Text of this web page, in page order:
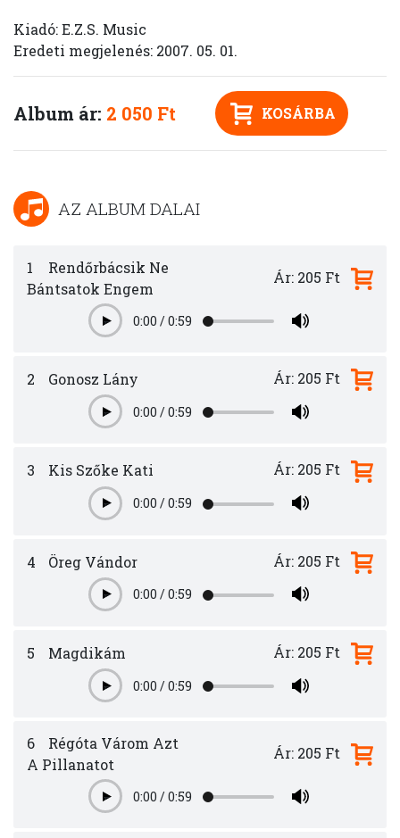
Kiadó: E.Z.S. Music
Eredeti megjelenés: 2007. 05. 01.
Album ár: 2 050 Ft KOSÁRBA
AZ ALBUM DALAI
1
Rendőrbácsik Ne
Bántsatok Engem
Play0:00 /0:59
Ár: 205 Ft
2 Gonosz Lány
Play0:00 /0:59
Ár: 205 Ft
3 Kis Szőke Kati
Play0:00 /0:59
Ár: 205 Ft
4 Öreg Vándor
Play0:00 /0:59
Ár: 205 Ft
5 Magdikám
Play0:00 /0:59
Ár: 205 Ft
6
Régóta Várom Azt
A Pillanatot
Play0:00 /0:59
Ár: 205 Ft